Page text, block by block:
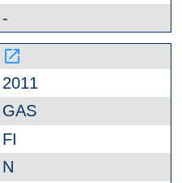
-
launch
2011
GAS
FI
N